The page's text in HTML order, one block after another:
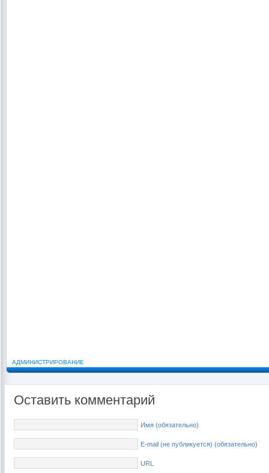
АДМИНИСТРИРОВАНИЕ
Оставить комментарий
Имя (обязательно)
E-mail (не публикуется) (обязательно)
URL